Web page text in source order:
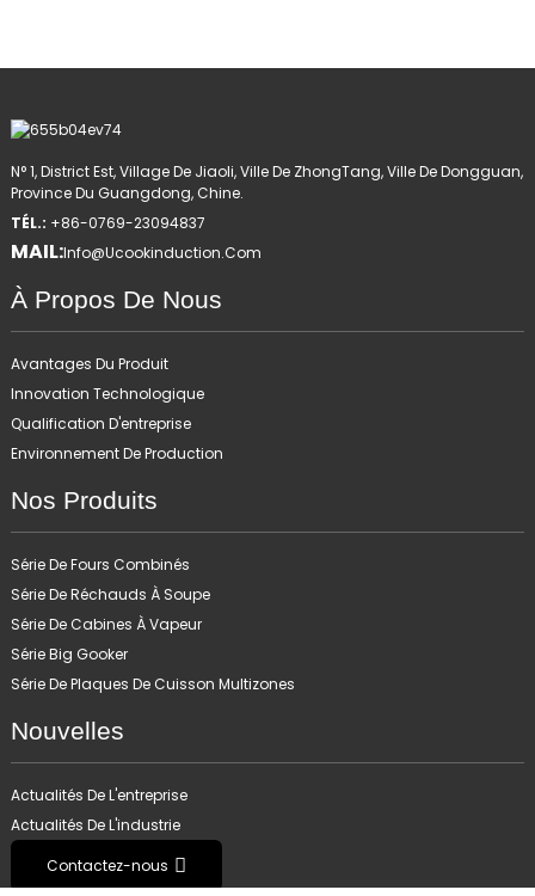
N° 1, District Est, Village De Jiaoli, Ville De ZhongTang, Ville De Dongguan,
Province Du Guangdong, Chine.
TÉL.: +86-0769-23094837
MAIL:Info@ucookinduction.com
À Propos De Nous
Avantages Du Produit
Innovation Technologique
Qualification D'entreprise
Environnement De Production
Nos Produits
Série De Fours Combinés
Série De Réchauds À Soupe
Série De Cabines À Vapeur
Série Big Gooker
Série De Plaques De Cuisson Multizones
Nouvelles
Actualités De L'entreprise
Actualités De L'industrie
Contactez-nous